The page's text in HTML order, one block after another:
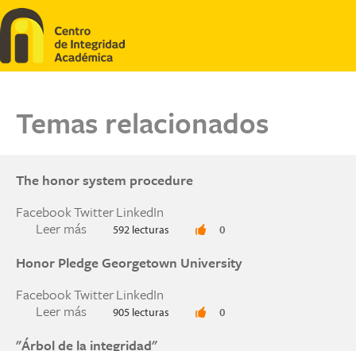
Pasar al contenido principal
Temas relacionados
The honor system procedure
FacebookTwitterLinkedIn
Leer más sobre The honor system procedure
592 lecturas 0
Honor Pledge Georgetown University
FacebookTwitterLinkedIn
Leer más sobre Honor Pledge Georgetown University
905 lecturas 0
"Árbol de la integridad"